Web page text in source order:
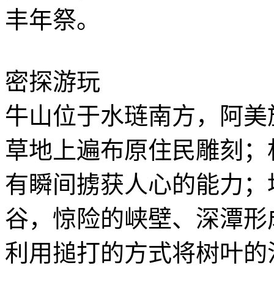
丰年祭。
密探游玩
牛山位于水琏南方，阿
草地上遍布原住民雕刻
有瞬间掳获人心的能力
谷，惊险的峡壁、深潭
利用搥打的方式将树叶